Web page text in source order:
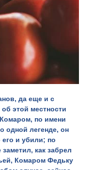
да еще и с
этой местности
по имени
одной легенде, он
его и убили; по
как забрел
Комаром Федьку